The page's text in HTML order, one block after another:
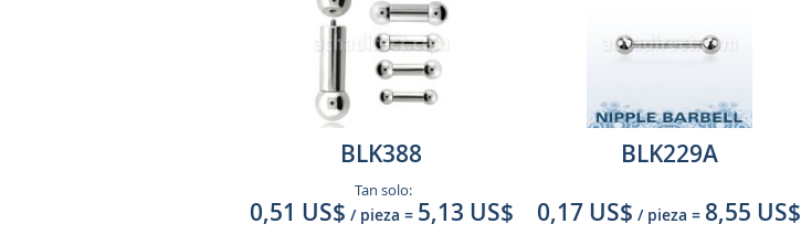
BLK388
Tan solo:
0,51 US$ / pieza = 5,13 US$
BLK229A
0,17 US$ / pieza = 8,55 US$